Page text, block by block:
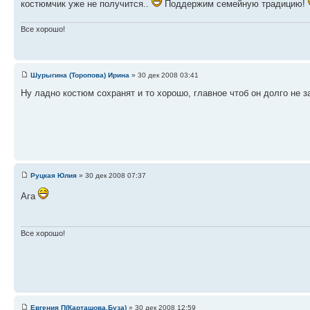
костюмчик уже не получится..
Поддержим семейную традицию!
Все хорошо!
Шурыгина (Торопова) Ирина » 30 дек 2008 03:41
Ну ладно костюм сохранят и то хорошо, главное чтоб он долго не
Руцкая Юлия » 30 дек 2008 07:37
Ага
Все хорошо!
Евгения П(Карташова,Буза) » 30 дек 2008 12:59